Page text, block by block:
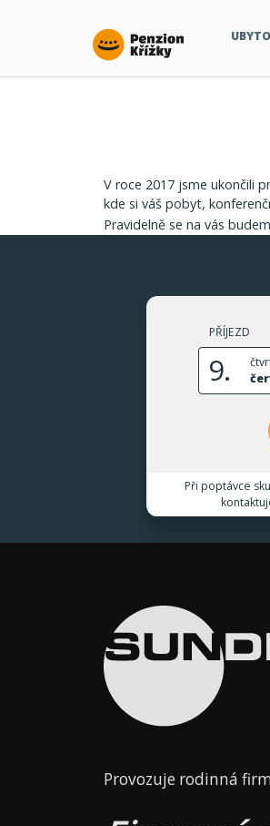
Krizky
V roce 2017 jsme ukončili
kde si váš pobyt,
Pravidelně se na vás
PŘÍJEZD
9.
Při poptávce
Provozuje rodinná